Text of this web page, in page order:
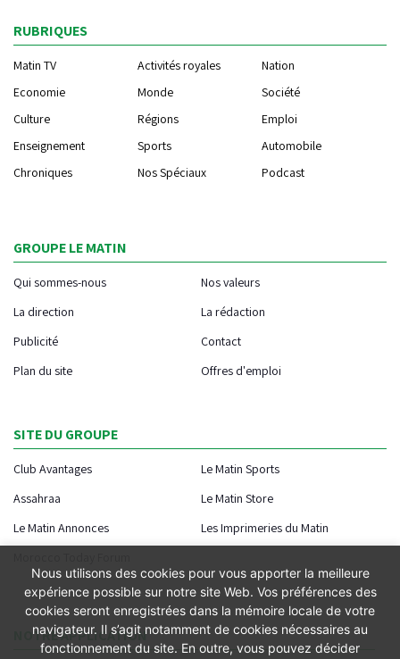
RUBRIQUES
Matin TV Activités royales
Nation
Economie
Monde
Société
Culture
Régions
Emploi
Enseignement
Sports
Automobile
Chroniques
Nos Spéciaux Podcast
GROUPE LE MATIN
Qui sommes-nous
Nos valeurs
La direction
La rédaction
Publicité
Contact
Plan du site
Offres d'emploi
SITE DU GROUPE
Club Avantages
Le Matin Sports
Assahraa
Le Matin Store
Le Matin Annonces
Les Imprimeries du Matin
NOTRE APPLICATION
Nous utilisons des cookies pour vous apporter la meilleure
expérience possible sur notre site Web. Vos préférences des
cookies seront enregistrées dans la mémoire locale de votre
navigateur. Il s’agit notamment de cookies nécessaires au
fonctionnement du site. En outre, vous pouvez décider